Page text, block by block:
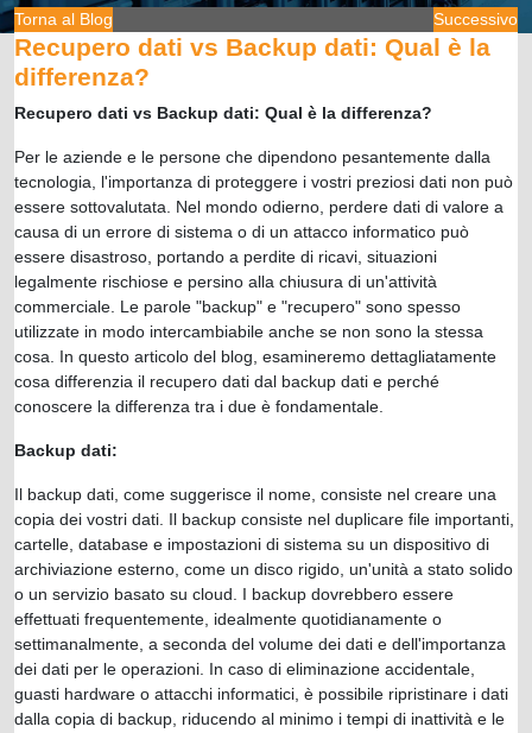
Torna al Blog Successivo
Recupero dati vs Backup dati: Qual è la
differenza?
Recupero dati vs Backup dati: Qual è la differenza?
Per le aziende e le persone che dipendono pesantemente dalla
tecnologia, l'importanza di proteggere i vostri preziosi dati non può
essere sottovalutata. Nel mondo odierno, perdere dati di valore a
causa di un errore di sistema o di un attacco informatico può
essere disastroso, portando a perdite di ricavi, situazioni
legalmente rischiose e persino alla chiusura di un'attività
commerciale. Le parole "backup" e "recupero" sono spesso
utilizzate in modo intercambiabile anche se non sono la stessa
cosa. In questo articolo del blog, esamineremo dettagliatamente
cosa differenzia il recupero dati dal backup dati e perché
conoscere la differenza tra i due è fondamentale.
Backup dati:
Il backup dati, come suggerisce il nome, consiste nel creare una
copia dei vostri dati. Il backup consiste nel duplicare file importanti,
cartelle, database e impostazioni di sistema su un dispositivo di
archiviazione esterno, come un disco rigido, un'unità a stato solido
o un servizio basato su cloud. I backup dovrebbero essere
effettuati frequentemente, idealmente quotidianamente o
settimanalmente, a seconda del volume dei dati e dell'importanza
dei dati per le operazioni. In caso di eliminazione accidentale,
guasti hardware o attacchi informatici, è possibile ripristinare i dati
dalla copia di backup, riducendo al minimo i tempi di inattività e le